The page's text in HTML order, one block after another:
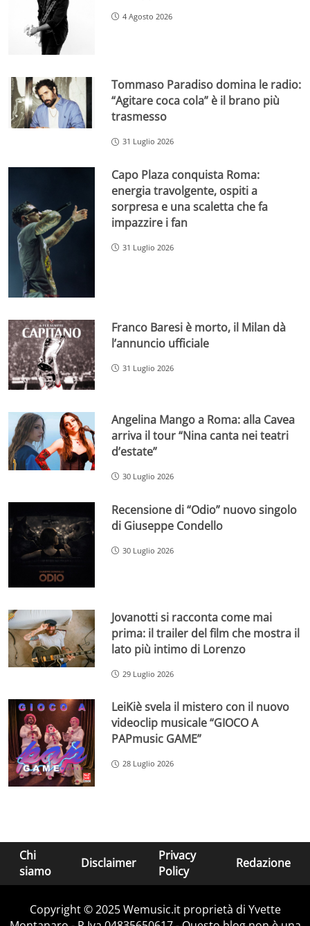
4 Agosto 2026
Tommaso Paradiso domina le radio:
“Agitare coca cola” è il brano più
trasmesso
31 Luglio 2026
Capo Plaza conquista Roma:
energia travolgente, ospiti a
sorpresa e una scaletta che fa
impazzire i fan
31 Luglio 2026
Franco Baresi è morto, il Milan dà
l’annuncio ufficiale
31 Luglio 2026
Angelina Mango a Roma: alla Cavea
arriva il tour “Nina canta nei teatri
d’estate”
30 Luglio 2026
Recensione di “Odio” nuovo singolo
di Giuseppe Condello
30 Luglio 2026
Jovanotti si racconta come mai
prima: il trailer del film che mostra il
lato più intimo di Lorenzo
29 Luglio 2026
LeiKiè svela il mistero con il nuovo
videoclip musicale “GIOCO A
PAPmusic GAME”
28 Luglio 2026
Chi
siamo
Disclaimer
Privacy
Policy
Redazione
Copyright © 2025 Wemusic.it proprietà di Yvette